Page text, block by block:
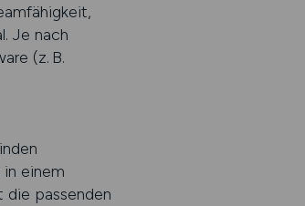
Je nach
(z. B.
einem
die passenden